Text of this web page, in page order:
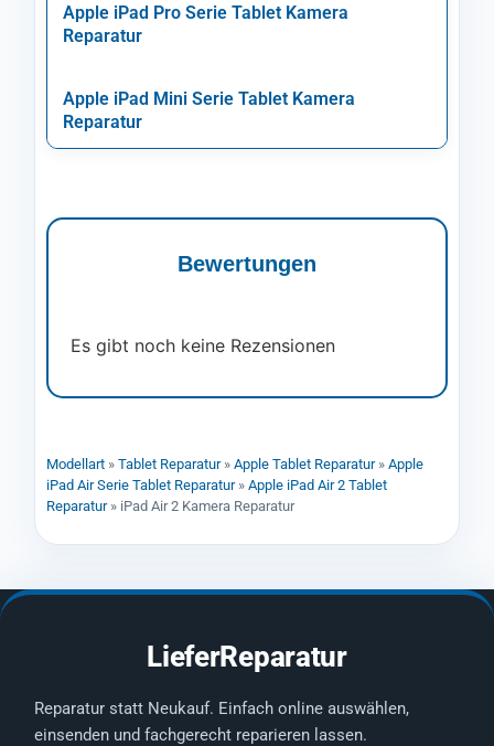
Apple iPad Pro Serie Tablet Kamera
Reparatur
Apple iPad Mini Serie Tablet Kamera
Reparatur
Bewertungen
Es gibt noch keine Rezensionen
Modellart » Tablet Reparatur» Apple Tablet Reparatur» Apple
iPad Air Serie Tablet Reparatur» Apple iPad Air 2 Tablet
Reparatur» iPad Air 2 Kamera Reparatur
LieferReparatur
Reparatur statt Neukauf. Einfach online auswählen,
einsenden und fachgerecht reparieren lassen.